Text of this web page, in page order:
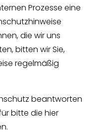
Prozesse eine
die wir uns
bitten wir Sie,
regelmäßig
beantworten
bitte die hier